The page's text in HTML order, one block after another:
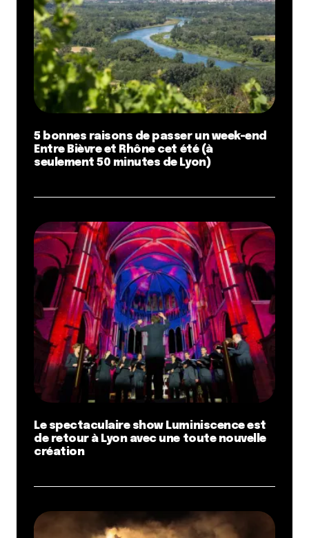
5 bonnes raisons de passer un week-end
Entre Bièvre et Rhône cet été (à
seulement 50 minutes de Lyon)
Le spectaculaire show Luminiscence est
de retour à Lyon avec une toute nouvelle
création